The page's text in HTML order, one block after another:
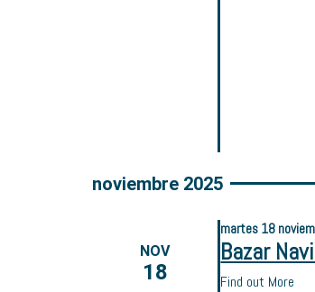
noviembre 2025
NOV
18
martes 18
Bazar
Find out More